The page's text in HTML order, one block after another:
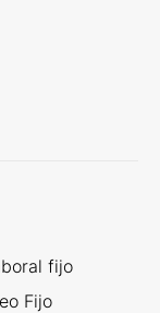
fijo
Fijo